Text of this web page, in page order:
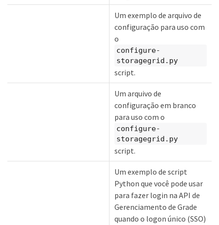
Um exemplo de arquivo de
configuração para uso com
o
configure-
storagegrid.py
script.
Um arquivo de
configuração em branco
para uso com o
configure-
storagegrid.py
script.
Um exemplo de script
Python que você pode usar
para fazer login na API de
Gerenciamento de Grade
quando o logon único (SSO)